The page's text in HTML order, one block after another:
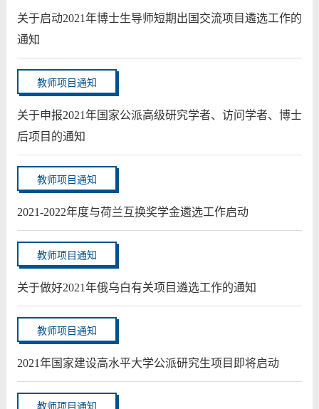
关于启动2021年博士生导师短期出国交流项目遴选工作的
通知
教师项目通知
关于申报2021年国家公派高级研究学者、访问学者、博士
后项目的通知
教师项目通知
2021-2022年度与荷兰互换奖学金遴选工作启动
教师项目通知
关于做好2021年俄乌白有关项目遴选工作的通知
教师项目通知
2021年国家建设高水平大学公派研究生项目即将启动
教师项目通知